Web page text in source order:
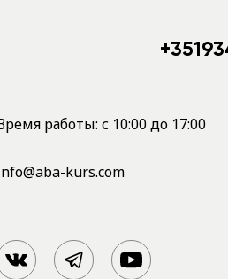
работы: с 10:00 до 17:00
kurs.com